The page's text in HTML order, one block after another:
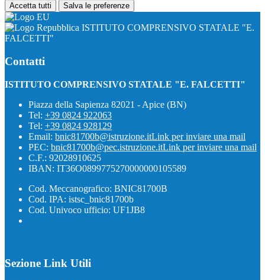
Accetta tutti Salva le preferenze
ISTITUTO COMPRENSIVO STATALE "E.
FALCETTI"
Contatti
ISTITUTO COMPRENSIVO STATALE "E. FALCETTI"
Piazza della Sapienza 82021 - Apice (BN)
Tel: +39 0824 922063
Tel: +39 0824 928129
Email: bnic81700b@istruzione.itLink per inviare una mail
PEC: bnic81700b@pec.istruzione.itLink per inviare una mail
C.F.: 92028910625
IBAN: IT36O0899775270000000105589
Cod. Meccanografico: BNIC81700B
Cod. IPA: istsc_bnic81700b
Cod. Univoco ufficio: UF1JB8
Sezione Link Utili